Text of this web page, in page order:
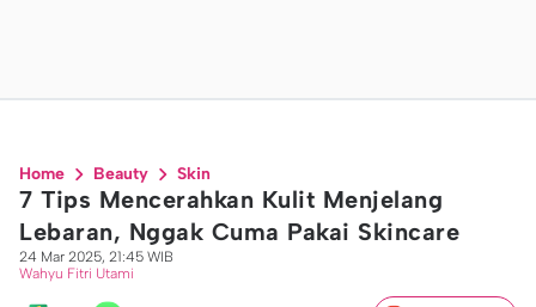
Home Beauty Skin
7 Tips Mencerahkan Kulit Menjelang
Lebaran, Nggak Cuma Pakai Skincare
24 Mar 2025, 21:45 WIB
Wahyu Fitri Utami